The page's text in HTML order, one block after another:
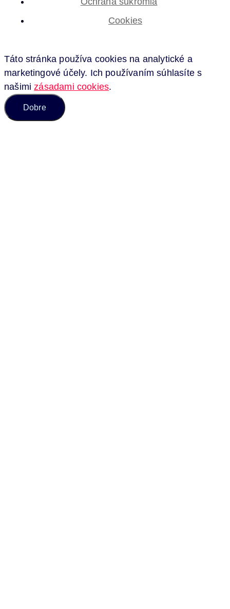
Cookies
Táto stránka používa cookies na analytické a
marketingové účely. Ich používaním súhlasíte s
našimizásadami cookies.
Dobre